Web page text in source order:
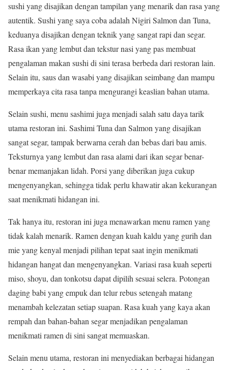
sushi yang disajikan dengan tampilan yang menarik dan rasa yang
autentik. Sushi yang saya coba adalah Nigiri Salmon dan Tuna,
keduanya disajikan dengan teknik yang sangat rapi dan segar.
Rasa ikan yang lembut dan tekstur nasi yang pas membuat
pengalaman makan sushi di sini terasa berbeda dari restoran lain.
Selain itu, saus dan wasabi yang disajikan seimbang dan mampu
memperkaya cita rasa tanpa mengurangi keaslian bahan utama.
Selain sushi, menu sashimi juga menjadi salah satu daya tarik
utama restoran ini. Sashimi Tuna dan Salmon yang disajikan
sangat segar, tampak berwarna cerah dan bebas dari bau amis.
Teksturnya yang lembut dan rasa alami dari ikan segar benar-
benar memanjakan lidah. Porsi yang diberikan juga cukup
mengenyangkan, sehingga tidak perlu khawatir akan kekurangan
saat menikmati hidangan ini.
Tak hanya itu, restoran ini juga menawarkan menu ramen yang
tidak kalah menarik. Ramen dengan kuah kaldu yang gurih dan
mie yang kenyal menjadi pilihan tepat saat ingin menikmati
hidangan hangat dan mengenyangkan. Variasi rasa kuah seperti
miso, shoyu, dan tonkotsu dapat dipilih sesuai selera. Potongan
daging babi yang empuk dan telur rebus setengah matang
menambah kelezatan setiap suapan. Rasa kuah yang kaya akan
rempah dan bahan-bahan segar menjadikan pengalaman
menikmati ramen di sini sangat memuaskan.
Selain menu utama, restoran ini menyediakan berbagai hidangan